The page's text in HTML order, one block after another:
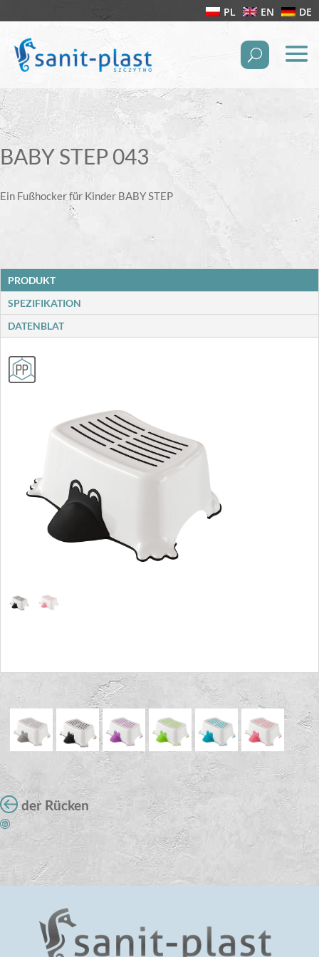
PL EN DE
BABY STEP 043
Ein Fußhocker für Kinder BABY STEP
PRODUKT
SPEZIFIKATION
DATENBLAT
der Rücken